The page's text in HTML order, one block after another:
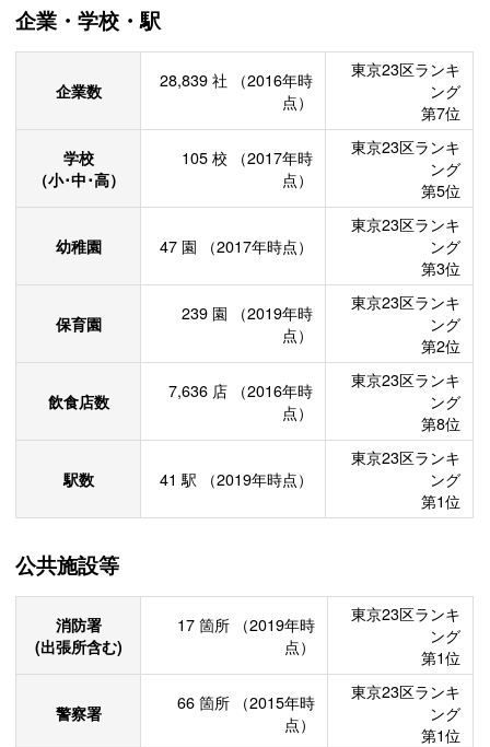
企業・学校・駅
企業数 28,839 社
（2016年時
点）
東京23区ランキ
ング
第7位
学校
（小･中･高）
105 校
（2017年時
点）
東京23区ランキ
ング
第5位
幼稚園 47 園 （2017年時点）
東京23区ランキ
ング
第3位
保育園 239 園
（2019年時
点）
東京23区ランキ
ング
第2位
飲食店数 7,636 店
（2016年時
点）
東京23区ランキ
ング
第8位
駅数 41駅 （2019年時点）
東京23区ランキ
ング
第1位
公共施設等
消防署
(出張所含む)
17 箇所
（2019年時
点）
東京23区ランキ
ング
第1位
警察署 66 箇所
（2015年時
点）
東京23区ランキ
ング
第1位